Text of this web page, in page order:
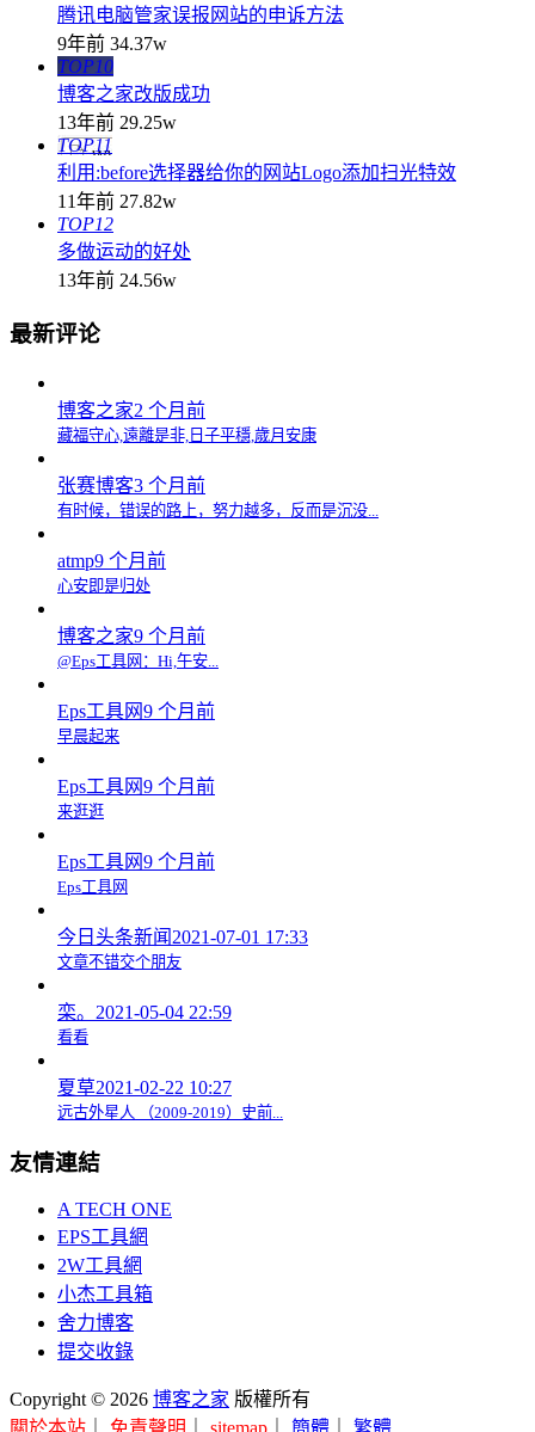
腾讯电脑管家误报网站的申诉方法
9年前 34.37w
TOP10
博客之家改版成功
13年前 29.25w
TOP11
利用:before选择器给你的网站Logo添加扫光特效
11年前 27.82w
TOP12
多做运动的好处
13年前 24.56w
最新评论
博客之家2 个月前
藏福守心,遠離是非,日子平穩,歲月安康
张赛博客3 个月前
有时候，错误的路上，努力越多，反而是沉没...
atmp9 个月前
心安即是归处
博客之家9 个月前
@Eps工具网：Hi,午安...
Eps工具网9 个月前
早晨起来
Eps工具网9 个月前
来逛逛
Eps工具网9 个月前
Eps工具网
今日头条新闻 2021-07-01 17:33
文章不错交个朋友
栾。 2021-05-04 22:59
看看
夏草2021-02-22 10:27
远古外星人 （2009-2019）史前...
友情連結
A TECH ONE
EPS工具網
2W工具網
小杰工具箱
舍力博客
提交收錄
Copyright © 2026 博客之家 版權所有
關於本站
免責聲明 sitemap 簡體 繁體